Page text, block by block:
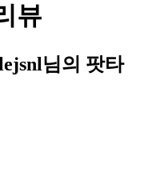
뷰
님의 팟타